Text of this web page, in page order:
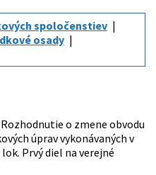
spoločenstiev
osady
o zmene obvodu
úprav vykonávaných v
Prvý diel na verejné